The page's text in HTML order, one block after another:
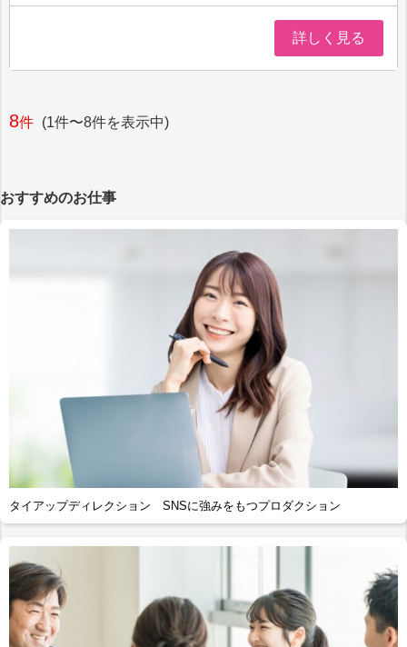
詳しく見る
8件 (1件〜8件を表示中)
おすすめのお仕事
タイアップディレクション SNSに強みをもつプロダクション